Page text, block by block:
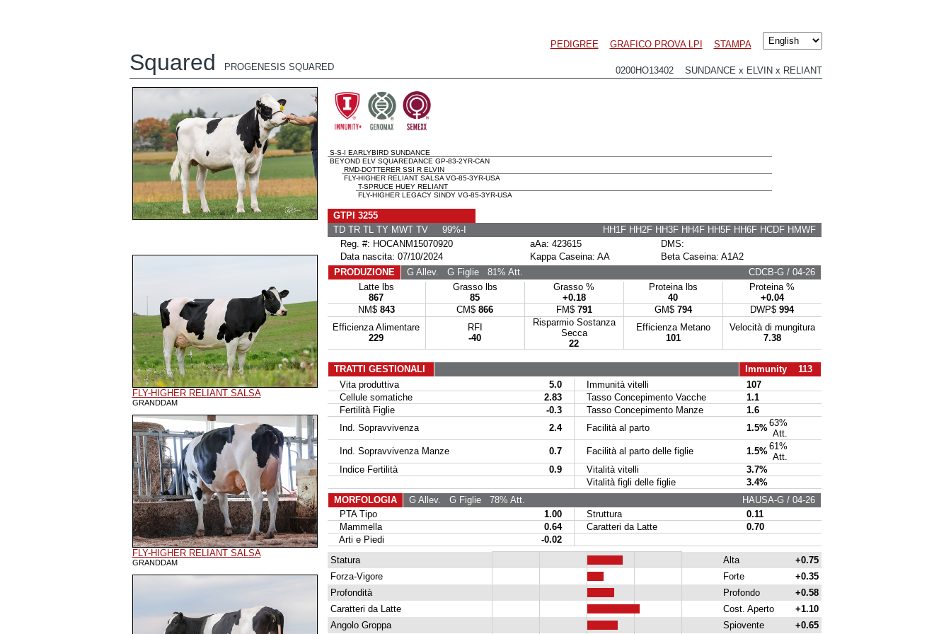
PEDIGREE GRAFICO PROVA LPI STAMPA
Squared PROGENESIS SQUARED 0200HO13402 SUNDANCE x ELVIN x RELIANT
FLY-HIGHER RELIANT SALSA
GRANDDAM
FLY-HIGHER RELIANT SALSA
GRANDDAM
S-S-I EARLYBIRD SUNDANCE
BEYOND ELV SQUAREDANCE GP-83-2YR-CAN
RMD-DOTTERER SSI R ELVIN
FLY-HIGHER RELIANT SALSA VG-85-3YR-USA
T-SPRUCE HUEY RELIANT
FLY-HIGHER LEGACY SINDY VG-85-3YR-USA
GTPI 3255
TD TR TL TY MWT TV 99%-I
HH1F HH2F HH3F HH4F HH5F HH6F HCDF HMWF
Reg. #: HOCANM15070920
aAa: 423615
DMS:
Data nascita: 07/10/2024
Kappa Caseina: AA
Beta Caseina: A1A2
PRODUZIONE
G Allev. G Figlie81% Att.
CDCB-G / 04-26
Latte lbs
867
Grasso lbs
85
Grasso %
+0.18
Proteina lbs
40
Proteina %
+0.04
NM$ 843 CM$ 866 FM$ 791 GM$ 794 DWP$ 994
Efficienza Alimentare
229
RFI
-40
Risparmio Sostanza
Secca
22
Efficienza Metano
101
Velocità di mungitura
7.38
TRATTI GESTIONALI
Immunity 113
Vita produttiva
5.0 Immunità vitelli
107
Cellule somatiche
2.83 Tasso Concepimento Vacche
1.1
Fertilità Figlie
-0.3 Tasso Concepimento Manze
1.6
Ind. Sopravvivenza
2.4 Facilità al parto 1.5%63%
Att.
Ind. Sopravvivenza Manze
0.7 Facilità al parto delle figlie 1.5%61%
Att.
Indice Fertilità
0.9 Vitalità vitelli
3.7%
Vitalità figli delle figlie
3.4%
MORFOLOGIA
G Allev. G Figlie78% Att.
HAUSA-G / 04-26
PTA Tipo
1.00 Struttura
0.11
Mammella
0.64 Caratteri da Latte
0.70
Arti e Piedi
-0.02
Statura
Alta
+0.75
Forza-Vigore
Forte
+0.35
Profondità
Profondo
+0.58
Caratteri da Latte
Cost. Aperto
+1.10
Angolo Groppa
Spiovente +0.65